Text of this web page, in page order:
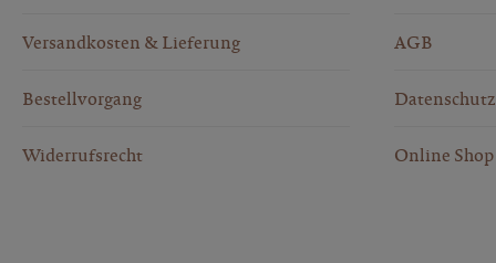
Versandkosten & Lieferung
Bestellvorgang
Widerrufsrecht
AGB
Datenschutz
Online